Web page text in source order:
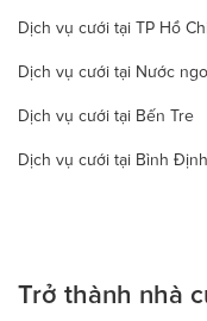
Dịch vụ cưới tại TP Hồ
Dịch vụ cưới tại Nước
Dịch vụ cưới tại Bến Tre
Dịch vụ cưới tại Bình Định
Dịch vụ cưới tại Bình
Dịch vụ cưới tại Hà Nội
Trở thành nhà